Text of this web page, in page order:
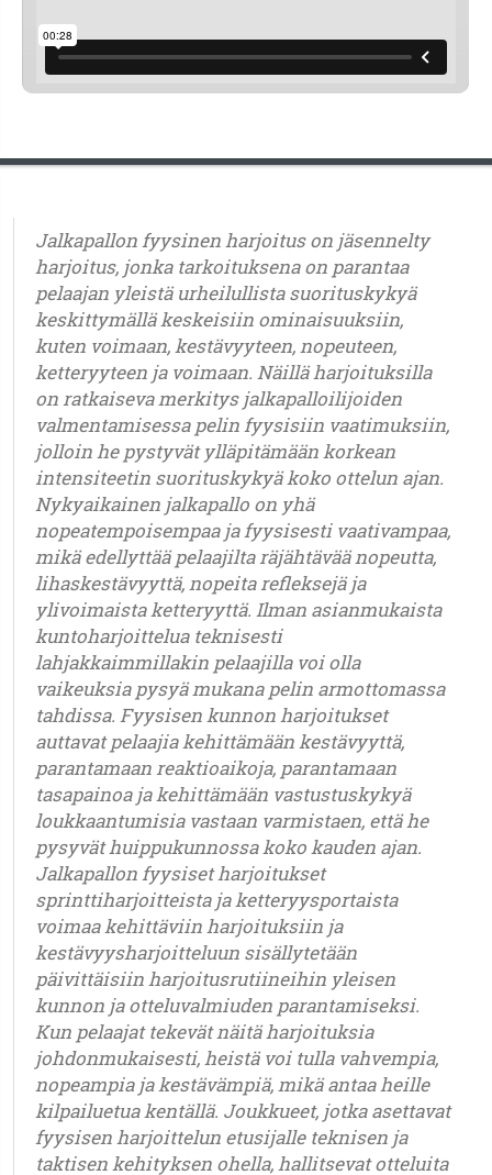
Jalkapallon fyysinen harjoitus on jäsennelty
harjoitus, jonka tarkoituksena on parantaa
pelaajan yleistä urheilullista suorituskykyä
keskittymällä keskeisiin ominaisuuksiin,
kuten voimaan, kestävyyteen, nopeuteen,
ketteryyteen ja voimaan. Näillä harjoituksilla
on ratkaiseva merkitys jalkapalloilijoiden
valmentamisessa pelin fyysisiin vaatimuksiin,
jolloin he pystyvät ylläpitämään korkean
intensiteetin suorituskykyä koko ottelun ajan.
Nykyaikainen jalkapallo on yhä
nopeatempoisempaa ja fyysisesti vaativampaa,
mikä edellyttää pelaajilta räjähtävää nopeutta,
lihaskestävyyttä, nopeita refleksejä ja
ylivoimaista ketteryyttä. Ilman asianmukaista
kuntoharjoittelua teknisesti
lahjakkaimmillakin pelaajilla voi olla
vaikeuksia pysyä mukana pelin armottomassa
tahdissa. Fyysisen kunnon harjoitukset
auttavat pelaajia kehittämään kestävyyttä,
parantamaan reaktioaikoja, parantamaan
tasapainoa ja kehittämään vastustuskykyä
loukkaantumisia vastaan varmistaen, että he
pysyvät huippukunnossa koko kauden ajan.
Jalkapallon fyysiset harjoitukset
sprinttiharjoitteista ja ketteryysportaista
voimaa kehittäviin harjoituksiin ja
kestävyysharjoitteluun sisällytetään
päivittäisiin harjoitusrutiineihin yleisen
kunnon ja otteluvalmiuden parantamiseksi.
Kun pelaajat tekevät näitä harjoituksia
johdonmukaisesti, heistä voi tulla vahvempia,
nopeampia ja kestävämpiä, mikä antaa heille
kilpailuetua kentällä. Joukkueet, jotka asettavat
fyysisen harjoittelun etusijalle teknisen ja
taktisen kehityksen ohella, hallitsevat otteluita